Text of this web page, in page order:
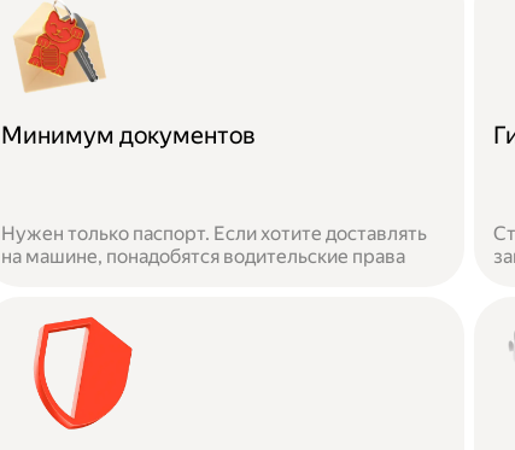
Минимум документов
Нужен только паспорт. Если хотите доставлять
на машине, понадобятся водительские права